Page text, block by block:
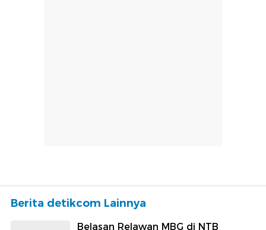
Berita detikcom Lainnya
Belasan Relawan MBG di NTB